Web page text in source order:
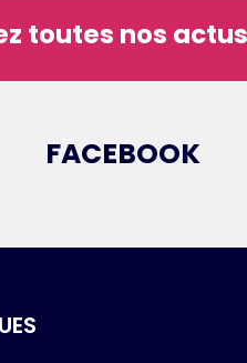
toutes nos
FACEBOOK